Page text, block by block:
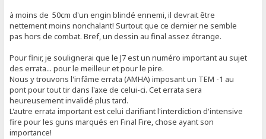
à moins de 50cm d'un engin blindé ennemi, il devrait être
nettement moins nonchalant! Surtout que ce dernier ne semble
pas hors de combat. Bref, un dessin au final assez étrange.
Pour finir, je soulignerai que le J7 est un numéro important au sujet
des errata... pour le meilleur et pour le pire.
Nous y trouvons l'infâme errata (AMHA) imposant un TEM -1 au
pont pour tout tir dans l'axe de celui-ci. Cet errata sera
heureusement invalidé plus tard.
L'autre errata important est celui clarifiant l'interdiction d'intensive
fire pour les guns marqués en Final Fire, chose ayant son
importance!